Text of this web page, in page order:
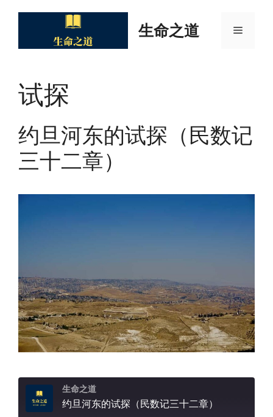
生命之道 Menu
试探
约旦河东的试探（民数记
三十二章）
生命之道
约旦河东的试探（民数记三十二章）